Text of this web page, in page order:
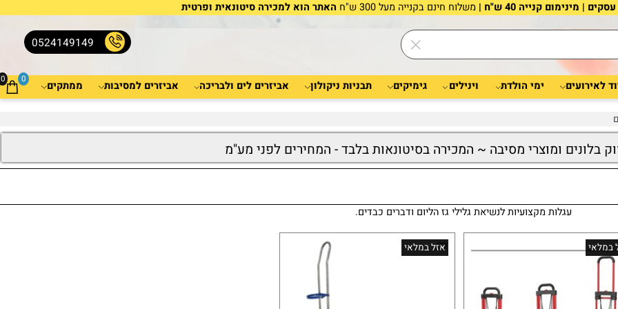
משלוח חינם בקנייה מעל 300 ש"ח האתר הוא למכירה סיטונאית ופרטית
0524149149
0 0 ימי הולדת וינילים גימיקים תבניות ניקולון אביזרים לים ולבריכה אביזרים למסיבות ממתקים
ומוצרי מסיבה ~ המכירה בסיטונאות בלבד - המחירים לפני מע"מ
עגלות מקצועיות לנשיאת גלילי גז הליום ודברים כבדים.
אזל במלאי